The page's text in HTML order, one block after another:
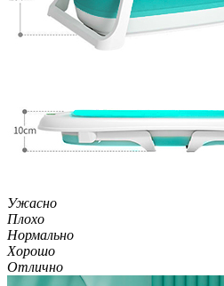
Ужасно
Плохо
Нормально
Хорошо
Отлично